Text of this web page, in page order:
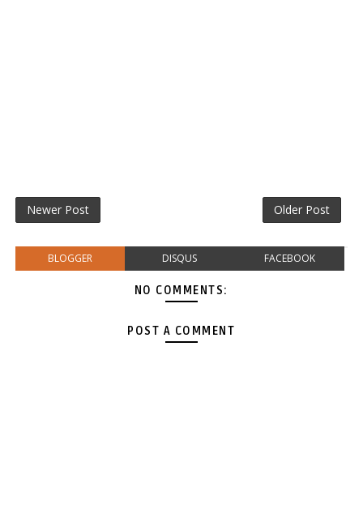
Newer Post Older Post
BLOGGER DISQUS FACEBOOK
NO COMMENTS:
POST A COMMENT